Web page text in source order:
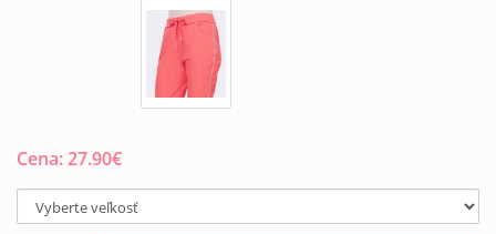
Cena:27.90€